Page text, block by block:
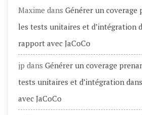
Maxime dans Générer un coverage
les tests unitaires et d’intégration
rapport avec JaCoCo
jp dans Générer un coverage
tests unitaires et d’intégration
avec JaCoCo